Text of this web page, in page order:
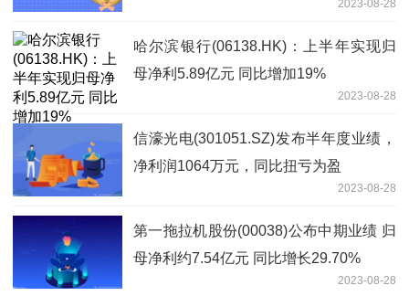
2023-08-28
哈尔滨银行(06138.HK)：上半年实现归
母净利5.89亿元 同比增加19%
2023-08-28
信濠光电(301051.SZ)发布半年度业绩，
净利润1064万元，同比扭亏为盈
2023-08-28
第一拖拉机股份(00038)公布中期业绩 归
母净利约7.54亿元 同比增长29.70%
2023-08-28